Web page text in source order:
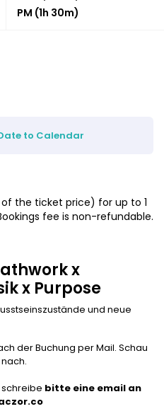
PM (1h 30m)
x
x Purpose
und neue
der Buchung per Mail. Schau
nach.
schreibe bitte eine email an
to Calendar
the ticket price) for up to 1
fee is non-refundable.